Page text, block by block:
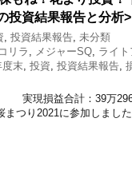
投資結果報告と分析>
, 投資結果報告, 未分類
リラ, メジャーSQ, ライ
度末, 投資, 投資結果報告,
現損益合計：39万
まつり2021に参加しまし